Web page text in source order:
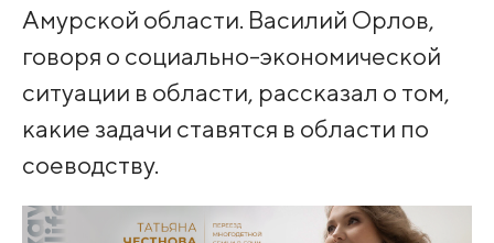
Амурской области. Василий Орлов,
говоря о социально-экономической
ситуации в области, рассказал о том,
какие задачи ставятся в области по
соеводству.